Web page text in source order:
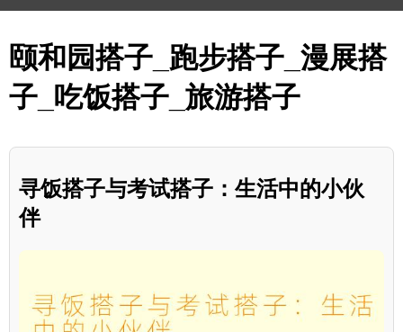
颐和园搭子_跑步搭子_漫展搭
子_吃饭搭子_旅游搭子
寻饭搭子与考试搭子：生活中的小伙
伴